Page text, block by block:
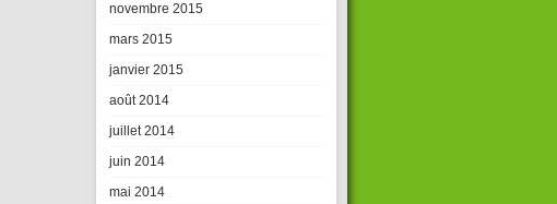
novembre 2015
mars 2015
janvier 2015
août 2014
juillet 2014
juin 2014
mai 2014